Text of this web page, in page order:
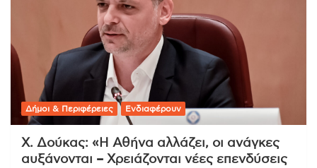
Δήμοι & Περιφέρειες Ενδιαφέρουν
Χ. Δούκας: «Η Αθήνα αλλάζει, οι ανάγκες
αυξάνονται – Χρειάζονται νέες επενδύσεις